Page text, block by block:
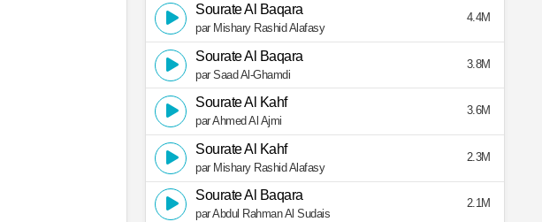
Sourate Al Baqara
par Mishary Rashid Alafasy
4.4M
Sourate Al Baqara
par Saad Al-Ghamdi
3.8M
Sourate Al Kahf
par Ahmed Al Ajmi
3.6M
Sourate Al Kahf
par Mishary Rashid Alafasy
2.3M
Sourate Al Baqara
par Abdul Rahman Al Sudais
2.1M